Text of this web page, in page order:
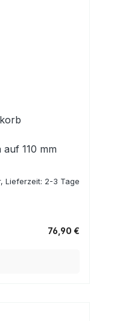
110 mm
Lieferzeit: 2-3 Tage
76,90 €